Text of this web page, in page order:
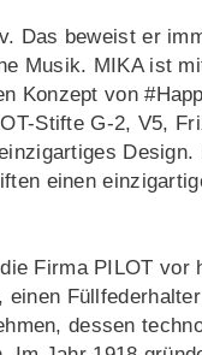
Das beweist er
Musik. MIKA ist
Konzept von
Stifte G-2, V5,
einen
Firma PILOT
einen
dessen